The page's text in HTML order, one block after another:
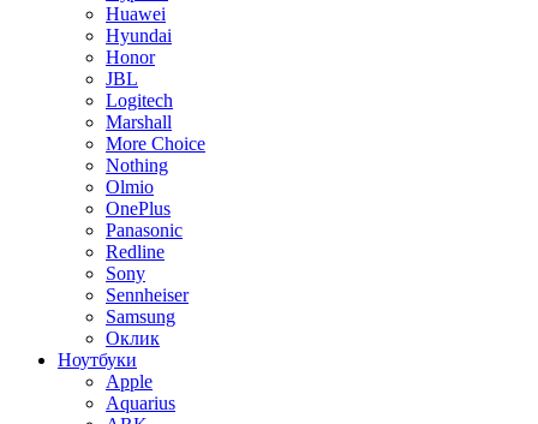
Huawei
Hyundai
Honor
JBL
Logitech
Marshall
More Choice
Nothing
Olmio
OnePlus
Panasonic
Redline
Sony
Sennheiser
Samsung
Оклик
Ноутбуки
Apple
Aquarius